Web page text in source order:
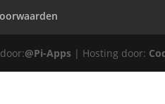
@Pi-Apps | Hosting door: